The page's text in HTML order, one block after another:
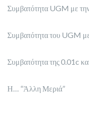
Συμβατότητα UGM με
Συμβατότητα του UGM
Συμβατότητα της 0.01c
Η… “Άλλη Μεριά”